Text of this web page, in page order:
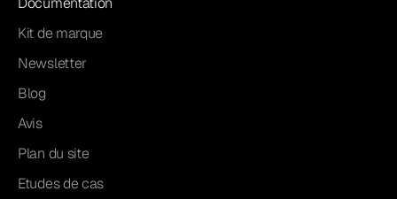
Kit de marque
Newsletter
Blog
Avis
Plan du site
Etudes de cas